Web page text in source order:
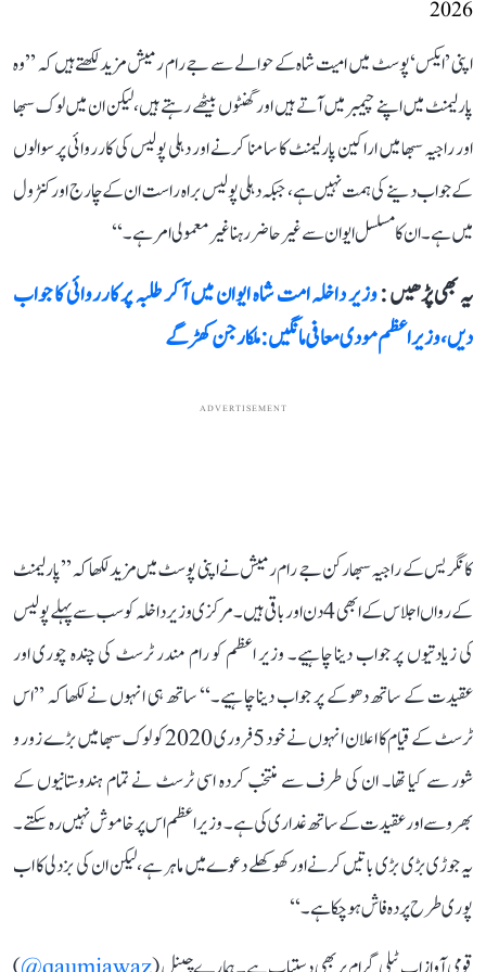
2026
اپنی ’ایکس‘ پوسٹ میں امیت شاہ کے حوالے سے جے رام رمیش مزید لکھتے ہیں کہ ’’وہ
پارلیمنٹ میں اپنے چیمبر میں آتے ہیں اور گھنٹوں بیٹھے رہتے ہیں، لیکن ان میں لوک سبھا
اور راجیہ سبھا میں اراکین پارلیمنٹ کا سامنا کرنے اور دہلی پولیس کی کارروائی پر سوالوں
کے جواب دینے کی ہمت نہیں ہے، جبکہ دہلی پولیس براہ راست ان کے چارج اور کنٹرول
میں ہے۔ ان کا مسلسل ایوان سے غیر حاضر رہنا غیر معمولی امر ہے۔‘‘
یہ بھی پڑھیں :وزیر داخلہ امت شاہ ایوان میں آ کر طلبہ پر کارروائی کا جواب
دیں، وزیر اعظم مودی معافی مانگیں: ملکارجن کھڑگے
ADVERTISEMENT
کانگریس کے راجیہ سبھا رکن جے رام رمیش نے اپنی پوسٹ میں مزید لکھا کہ ’’پارلیمنٹ
کے رواں اجلاس کے ابھی 4 دن اور باقی ہیں۔ مرکزی وزیر داخلہ کو سب سے پہلے پولیس
کی زیادتیوں پر جواب دینا چاہیے۔ وزیر اعظم کو رام مندر ٹرسٹ کی چندہ چوری اور
عقیدت کے ساتھ دھوکے پر جواب دینا چاہیے۔‘‘ ساتھ ہی انہوں نے لکھا کہ ’’اس
ٹرسٹ کے قیام کا اعلان انہوں نے خود 5 فروری 2020 کو لوک سبھا میں بڑے زور و
شور سے کیا تھا۔ ان کی طرف سے منتخب کردہ اسی ٹرسٹ نے تمام ہندوستانیوں کے
بھروسے اور عقیدت کے ساتھ غداری کی ہے۔ وزیر اعظم اس پر خاموش نہیں رہ سکتے۔
یہ جوڑی بڑی بڑی باتیں کرنے اور کھوکھلے دعوے میں ماہر ہے، لیکن ان کی بزدلی کا اب
پوری طرح پردہ فاش ہو چکا ہے۔‘‘